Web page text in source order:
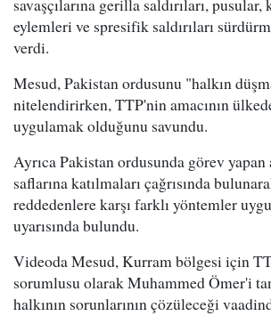
savaşçılarına gerilla saldırıları, pusular,
eylemleri ve spresifik saldırıları
verdi.
Mesud, Pakistan ordusunu "halkın
nitelendirirken, TTP'nin amacının
uygulamak olduğunu savundu.
Ayrıca Pakistan ordusunda görev
saflarına katılmaları çağrısında
reddedenlere karşı farklı yöntemler
uyarısında bulundu.
Videoda Mesud, Kurram bölgesi için
sorumlusu olarak Muhammed Ömer'i
halkının sorunlarının çözüleceği